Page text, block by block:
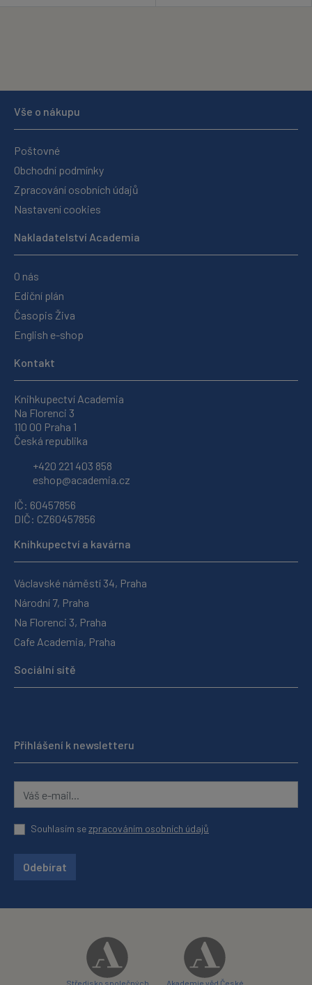
Vše o nákupu
Poštovné
Obchodní podmínky
Zpracování osobních údajů
Nastavení cookies
Nakladatelství Academia
O nás
Ediční plán
Časopis Živa
English e-shop
Kontakt
Knihkupectví Academia
Na Florenci 3
110 00 Praha 1
Česká republika
+420 221 403 858
eshop@academia.cz
IČ: 60457856
DIČ: CZ60457856
Knihkupectví a kavárna
Václavské náměstí 34, Praha
Národní 7, Praha
Na Florenci 3, Praha
Cafe Academia, Praha
Sociální sítě
Přihlášení k newsletteru
Souhlasím sezpracováním osobních údajů
Odebírat